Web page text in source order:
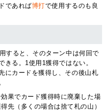
であれば博打で使用するのも良
すると、そのターン中は何回で
きる。1使用1獲得ではない。
にカードを獲得し、その後山札
果でカード獲得時に廃棄した場
先（多くの場合は捨て札の山）